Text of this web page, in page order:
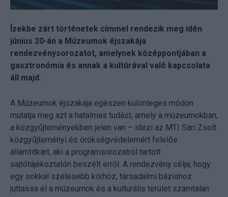
Ízekbe zárt történetek címmel rendezik meg idén
június 20-án a Múzeumok éjszakája
rendezvénysorozatot, amelynek középpontjában a
gasztronómia és annak a kultúrával való kapcsolata
áll majd.
A Múzeumok éjszakája egészen különleges módon
mutatja meg azt a hatalmas tudást, amely a múzeumokban,
a közgyűjteményekben jelen van – idézi az MTI Sári Zsolt
közgyűjteményi és örökségvédelemért felelős
államtitkárt, aki a programsorozatról tartott
sajtótájékoztatón beszélt erről. A rendezvény célja, hogy
egy sokkal szélesebb körhöz, társadalmi bázishoz
juttassa el a múzeumok és a kulturális terület számtalan